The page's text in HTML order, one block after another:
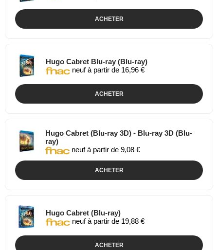
ACHETER
Hugo Cabret Blu-ray (Blu-ray)
neuf à partir de 16,96 €
ACHETER
Hugo Cabret (Blu-ray 3D) - Blu-ray 3D (Blu-
ray)
neuf à partir de 9,08 €
ACHETER
Hugo Cabret (Blu-ray)
neuf à partir de 19,88 €
ACHETER